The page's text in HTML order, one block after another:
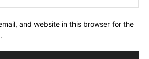
and website in this browser for the